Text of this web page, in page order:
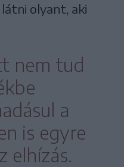
olyant, aki
nem tud
a
is egyre
elhízás.